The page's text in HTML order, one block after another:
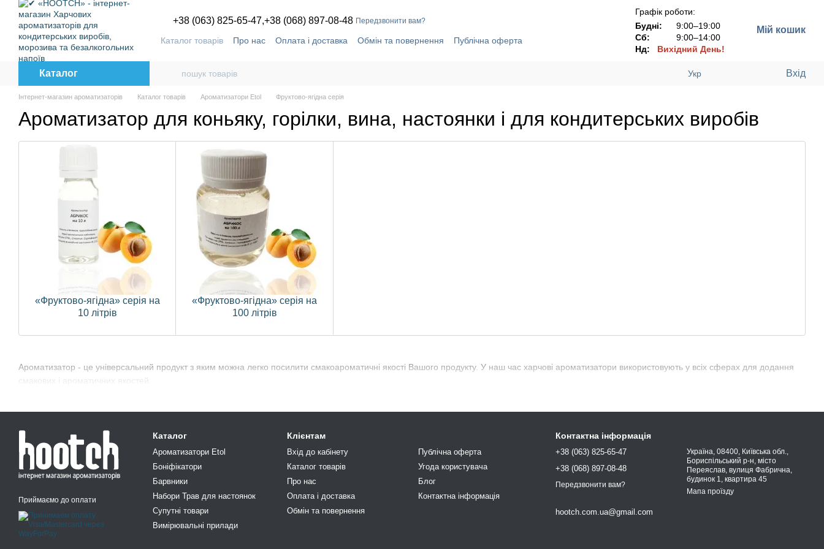
Перейти до основного контенту
+38 (063) 825-65-47,+38 (068) 897-08-48 Передзвонити вам?
Каталог товарів Про нас Оплата і доставка Обмін та повернення
Публічна оферта
Графік роботи:
Будні:
9:00–19:00
Сб:
9:00–14:00
Нд: Вихідний День!
Мій кошик
Каталог Укр Вхід
Інтернет-магазин ароматизаторів Каталог товарів Ароматизатори Etol Фруктово-ягідна серія
Ароматизатор для коньяку, горілки, вина, настоянки і для кондитерських виробів
Ароматизатор - це універсальний продукт з яким можна легко посилити смакоароматичні якості Вашого продукту. У наш час харчові ароматизатори використовують у всіх сферах для додання
смакових і ароматичних якостей.
«Фруктово-ягідна» серія на
10 літрів
«Фруктово-ягідна» серія на
100 літрів
Приймаємо до оплати
Каталог
Ароматизатори Etol
Боніфікатори
Барвники
Набори Трав для настоянок
Супутні товари
Вимірювальні прилади
Клієнтам
Вхід до кабінету
Каталог товарів
Про нас
Оплата і доставка
Обмін та повернення
Публічна оферта
Угода користувача
Блог
Контактна інформація
Контактна інформація
+38 (063) 825-65-47
+38 (068) 897-08-48
Передзвонити вам?
hootch.com.ua@gmail.com
Україна, 08400, Київська обл.,
Бориспільський р-н, місто
Переяслав, вулиця Фабрична,
будинок 1, квартира 45
Мапа проїзду